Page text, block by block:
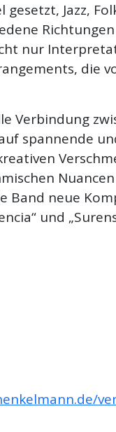
gesetzt, Jazz,
nur
die
Verbindung
spannende
Band neue
und